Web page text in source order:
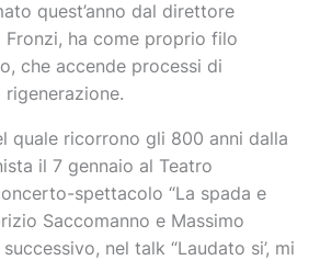
quest’anno dal direttore
ha come proprio filo
che accende processi di
quale ricorrono gli 800 anni dalla
il 7 gennaio al Teatro
spettacolo “La spada e
Saccomanno e Massimo
nel talk “Laudato si’, mi